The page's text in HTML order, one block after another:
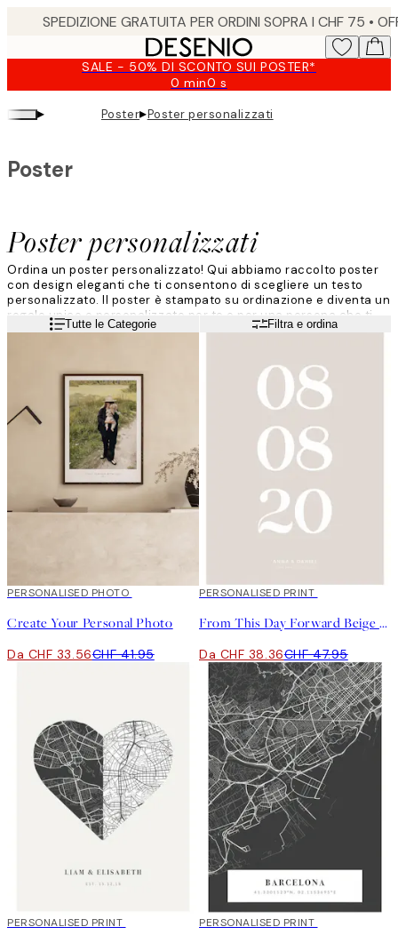
SALE - 50% DI SCONTO SUI POSTER*
0 min0 s
Valido
a:
▸ Poster▸Poster personalizzati
Poster personalizzati
Poster
Ordina un poster personalizzato! Qui abbiamo raccolto poster
con design eleganti che ti consentono di scegliere un testo
personalizzato. Il poster è stampato su ordinazione e diventa un
regalo unico e personalizzato per te o per una persona che ti
sta a cuore.
Leggi di piùTutte le Categorie Filtra e ordina
20%*Crea arte
PERSONALISED PHOTO
Create Your Personal Photo
Da CHF 33.56CHF 41.95
20%*
PERSONALISED PRINT
From This Day Forward Beige Personal Poster
Da CHF 38.36CHF 47.95
20%*
PERSONALISED PRINT 20%*
PERSONALISED PRINT